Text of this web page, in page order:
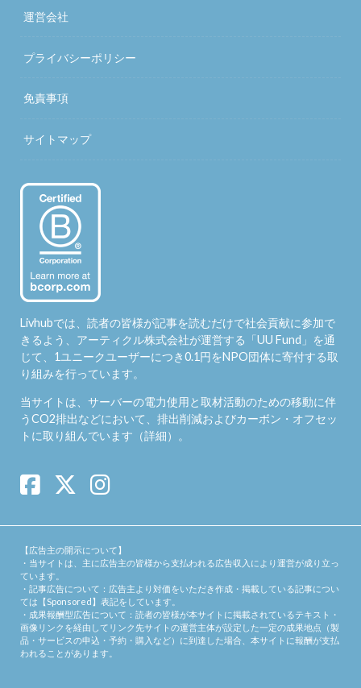
運営会社
プライバシーポリシー
免責事項
サイトマップ
Livhubでは、読者の皆様が記事を読むだけで社会貢献に参加で
きるよう、アーティクル株式会社が運営する「UU Fund 」を通
じて、1ユニークユーザーにつき0.1円をNPO団体に寄付する取
り組みを行っています。
当サイトは、サーバーの電力使用と取材活動のための移動に伴
うCO2排出などにおいて、排出削減およびカーボン・オフセッ
トに取り組んでいます（詳細）。
【広告主の開示について】
・当サイトは、主に広告主の皆様から支払われる広告収入により運営が成り立っ
ています。
・記事広告について：広告主より対価をいただき作成・掲載している記事につい
ては【Sponsored】表記をしています。
・成果報酬型広告について：読者の皆様が本サイトに掲載されているテキスト・
画像リンクを経由してリンク先サイトの運営主体が設定した一定の成果地点（製
品・サービスの申込・予約・購入など）に到達した場合、本サイトに報酬が支払
われることがあります。